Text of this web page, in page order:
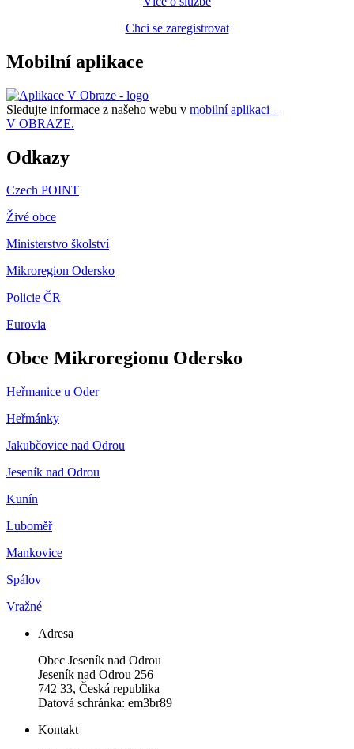
Chci se zaregistrovat
Mobilní aplikace
Sledujte informace z našeho webu v mobilní aplikaci –
V OBRAZE.
Odkazy
Czech POINT
Živé obce
Ministerstvo školství
Mikroregion Odersko
Policie ČR
Eurovia
Obce Mikroregionu Odersko
Heřmanice u Oder
Heřmánky
Jakubčovice nad Odrou
Jeseník nad Odrou
Kunín
Luboměř
Mankovice
Spálov
Vražné
Adresa
Obec Jeseník nad Odrou
Jeseník nad Odrou 256
742 33, Česká republika
Datová schránka: em3br89
Kontakt